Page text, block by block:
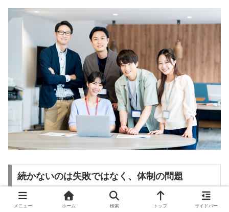
続かないのは失敗ではなく、体制の問題
続かないこと自体を「失敗」と捉えると、担当者を責める
メニュー ホーム 検索 トップ サイドバー